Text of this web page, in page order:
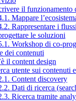
il funzionamento
Mappare
Rappresentare i
le soluzioni
Workshop di co-
dei contenuti
il content design
utente sui contenuti
Content discovery
Dati di ricerca
Ricerca tramite